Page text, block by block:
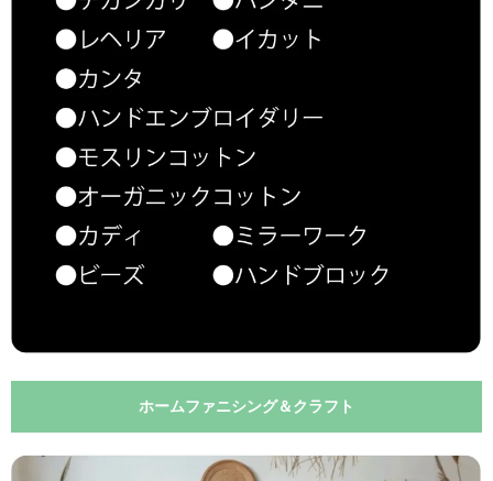
ホームファニシング＆クラフト